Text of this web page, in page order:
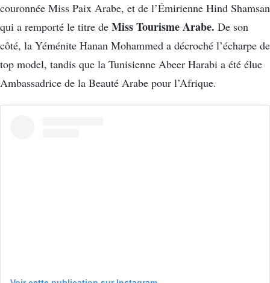
couronnée Miss Paix Arabe, et de l’Émirienne Hind Shamsan
qui a remporté le titre de Miss Tourisme Arabe. De son
côté, la Yéménite Hanan Mohammed a décroché l’écharpe de
top model, tandis que la Tunisienne Abeer Harabi a été élue
Ambassadrice de la Beauté Arabe pour l’Afrique.